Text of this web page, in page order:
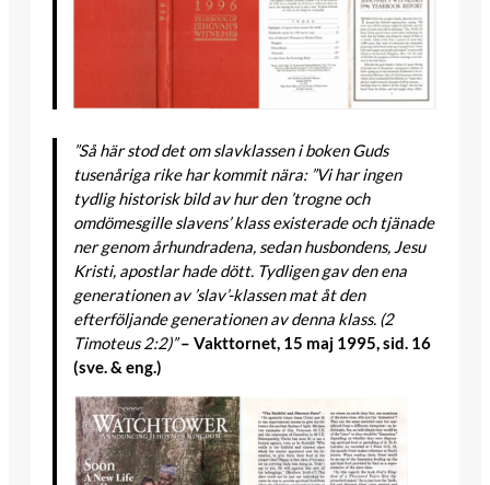
”Så här stod det om slavklassen i boken Guds
tusenåriga rike har kommit nära: ”Vi har ingen
tydlig historisk bild av hur den ’trogne och
omdömesgille slavens’ klass existerade och tjänade
ner genom århundradena, sedan husbondens, Jesu
Kristi, apostlar hade dött. Tydligen gav den ena
generationen av ’slav’-klassen mat åt den
efterföljande generationen av denna klass. (2
Timoteus 2:2)”– Vakttornet, 15 maj 1995, sid. 16
(sve. & eng.)